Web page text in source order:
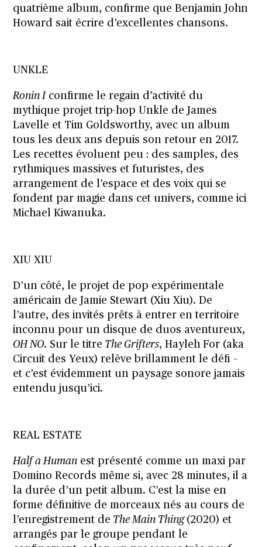
quatrième album, confirme que Benjamin John
Howard sait écrire d’excellentes chansons.
UNKLE
Ronin I confirme le regain d’activité du
mythique projet trip-hop Unkle de James
Lavelle et Tim Goldsworthy, avec un album
tous les deux ans depuis son retour en 2017.
Les recettes évoluent peu : des samples, des
rythmiques massives et futuristes, des
arrangement de l’espace et des voix qui se
fondent par magie dans cet univers, comme ici
Michael Kiwanuka.
XIU XIU
D’un côté, le projet de pop expérimentale
américain de Jamie Stewart (Xiu Xiu). De
l’autre, des invités prêts à entrer en territoire
inconnu pour un disque de duos aventureux,
OH NO. Sur le titre The Grifters, Hayleh For (aka
Circuit des Yeux) relève brillamment le défi –
et c’est évidemment un paysage sonore jamais
entendu jusqu’ici.
REAL ESTATE
Half a Human est présenté comme un maxi par
Domino Records même si, avec 28 minutes, il a
la durée d’un petit album. C’est la mise en
forme définitive de morceaux nés au cours de
l’enregistrement de The Main Thing (2020) et
arrangés par le groupe pendant le